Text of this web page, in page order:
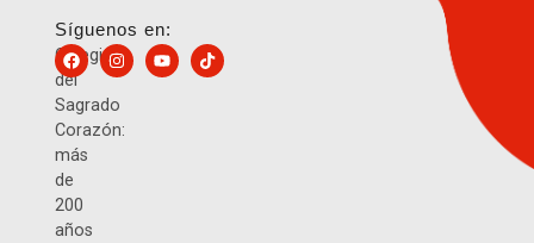
Colegio
del
Sagrado
Corazón:
más
de
200
años
Síguenos en: